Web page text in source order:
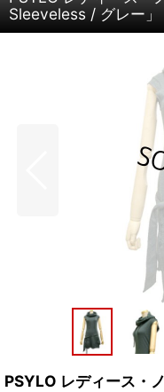
Sleeveless / グレー」
PSYLO レディース・